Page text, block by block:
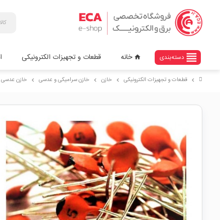
view_headline دسته‌بندی home خانه قطعات و تجهیزات الکترونیکی
chevron_right قطعات و تجهیزات الکترونیکی chevron_right خازن chevron_right خازن سرامیکی و عدسی chevron_right خازن عدسی 100pF